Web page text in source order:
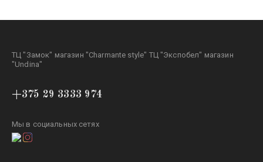
ТЦ "Замок" магазин "Charmante style" ТЦ "Экспобел" магазин
"Undina"
+375 29 3333 974
Мы в социальных сетях